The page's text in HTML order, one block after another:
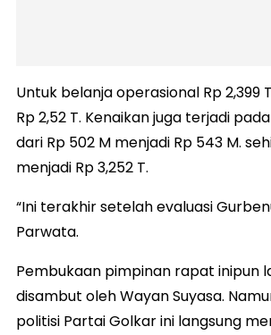
Untuk belanja operasional Rp 2,399
Rp 2,52 T. Kenaikan juga terjadi
dari Rp 502 M menjadi Rp 543 M.
menjadi Rp 3,252 T.
“Ini terakhir setelah evaluasi
Parwata.
Pembukaan pimpinan rapat inipun
disambut oleh Wayan Suyasa.
politisi Partai Golkar ini langsung